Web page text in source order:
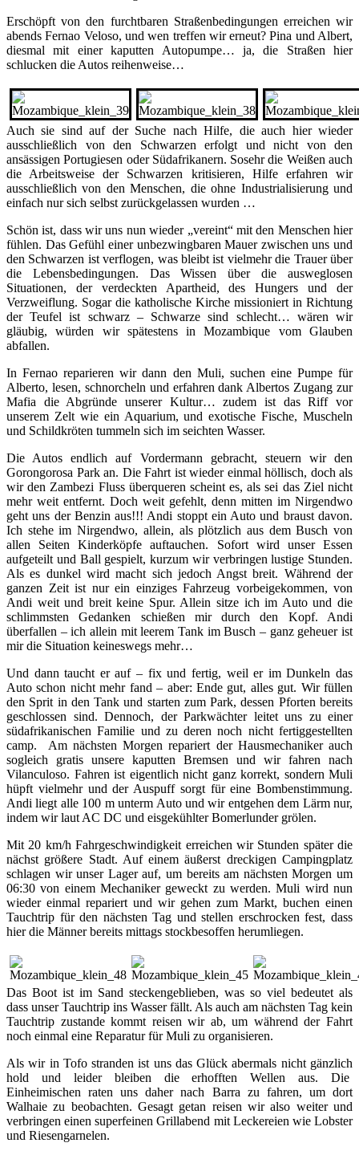
Erschöpft von den furchtbaren Straßenbedingungen erreichen wir
abends Fernao Veloso, und wen treffen wir erneut? Pina und Albert,
diesmal mit einer kaputten Autopumpe… ja, die Straßen hier
schlucken die Autos reihenweise…
Auch sie sind auf der Suche nach Hilfe, die auch hier wieder
ausschließlich von den Schwarzen erfolgt und nicht von den
ansässigen Portugiesen oder Südafrikanern. Sosehr die Weißen auch
die Arbeitsweise der Schwarzen kritisieren, Hilfe erfahren wir
ausschließlich von den Menschen, die ohne Industrialisierung und
einfach nur sich selbst zurückgelassen wurden …
Schön ist, dass wir uns nun wieder „vereint“ mit den Menschen hier
fühlen. Das Gefühl einer unbezwingbaren Mauer zwischen uns und
den Schwarzen ist verflogen, was bleibt ist vielmehr die Trauer über
die Lebensbedingungen. Das Wissen über die ausweglosen
Situationen, der verdeckten Apartheid, des Hungers und der
Verzweiflung. Sogar die katholische Kirche missioniert in Richtung
der Teufel ist schwarz – Schwarze sind schlecht… wären wir
gläubig, würden wir spätestens in Mozambique vom Glauben
abfallen.
In Fernao reparieren wir dann den Muli, suchen eine Pumpe für
Alberto, lesen, schnorcheln und erfahren dank Albertos Zugang zur
Mafia die Abgründe unserer Kultur… zudem ist das Riff vor
unserem Zelt wie ein Aquarium, und exotische Fische, Muscheln
und Schildkröten tummeln sich im seichten Wasser.
Die Autos endlich auf Vordermann gebracht, steuern wir den
Gorongorosa Park an. Die Fahrt ist wieder einmal höllisch, doch als
wir den Zambezi Fluss überqueren scheint es, als sei das Ziel nicht
mehr weit entfernt. Doch weit gefehlt, denn mitten im Nirgendwo
geht uns der Benzin aus!!! Andi stoppt ein Auto und braust davon.
Ich stehe im Nirgendwo, allein, als plötzlich aus dem Busch von
allen Seiten Kinderköpfe auftauchen. Sofort wird unser Essen
aufgeteilt und Ball gespielt, kurzum wir verbringen lustige Stunden.
Als es dunkel wird macht sich jedoch Angst breit. Während der
ganzen Zeit ist nur ein einziges Fahrzeug vorbeigekommen, von
Andi weit und breit keine Spur. Allein sitze ich im Auto und die
schlimmsten Gedanken schießen mir durch den Kopf. Andi
überfallen – ich allein mit leerem Tank im Busch – ganz geheuer ist
mir die Situation keineswegs mehr…
Und dann taucht er auf – fix und fertig, weil er im Dunkeln das
Auto schon nicht mehr fand – aber: Ende gut, alles gut. Wir füllen
den Sprit in den Tank und starten zum Park, dessen Pforten bereits
geschlossen sind. Dennoch, der Parkwächter leitet uns zu einer
südafrikanischen Familie und zu deren noch nicht fertiggestellten
camp. Am nächsten Morgen repariert der Hausmechaniker auch
sogleich gratis unsere kaputten Bremsen und wir fahren nach
Vilanculoso. Fahren ist eigentlich nicht ganz korrekt, sondern Muli
hüpft vielmehr und der Auspuff sorgt für eine Bombenstimmung.
Andi liegt alle 100 m unterm Auto und wir entgehen dem Lärm nur,
indem wir laut AC DC und eisgekühlter Bomerlunder grölen.
Mit 20 km/h Fahrgeschwindigkeit erreichen wir Stunden später die
nächst größere Stadt. Auf einem äußerst dreckigen Campingplatz
schlagen wir unser Lager auf, um bereits am nächsten Morgen um
06:30 von einem Mechaniker geweckt zu werden. Muli wird nun
wieder einmal repariert und wir gehen zum Markt, buchen einen
Tauchtrip für den nächsten Tag und stellen erschrocken fest, dass
hier die Männer bereits mittags stockbesoffen herumliegen.
Das Boot ist im Sand steckengeblieben, was so viel bedeutet als
dass unser Tauchtrip ins Wasser fällt. Als auch am nächsten Tag kein
Tauchtrip zustande kommt reisen wir ab, um während der Fahrt
noch einmal eine Reparatur für Muli zu organisieren.
Als wir in Tofo stranden ist uns das Glück abermals nicht gänzlich
hold und leider bleiben die erhofften Wellen aus. Die
Einheimischen raten uns daher nach Barra zu fahren, um dort
Walhaie zu beobachten. Gesagt getan reisen wir also weiter und
verbringen einen superfeinen Grillabend mit Leckereien wie Lobster
und Riesengarnelen.